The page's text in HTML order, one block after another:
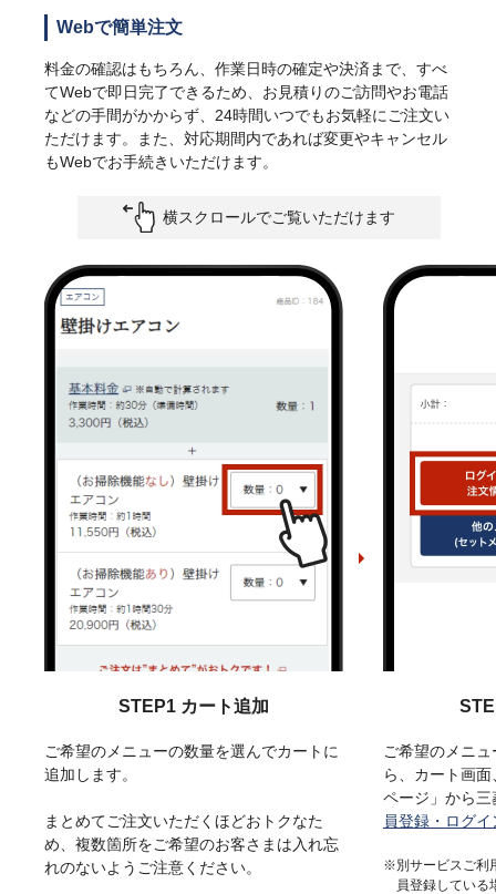
Webで簡単注文
料金の確認はもちろん、作業日時の確定や決済まで、すべ
てWebで即日完了できるため、お見積りのご訪問やお電話
などの手間がかからず、24時間いつでもお気軽にご注文い
ただけます。また、対応期間内であれば変更やキャンセル
もWebでお手続きいただけます。
横スクロールでご覧いただけます
STEP1 カート追加
ご希望のメニューの数量を選んでカートに
追加します。
まとめてご注文いただくほどおトクなた
め、複数箇所をご希望のお客さまは入れ忘
れのないようご注意ください。
ご希望のメニ
ら、カート画
ページ」から
員登録・ログイ
※別サービスご利
員登録している